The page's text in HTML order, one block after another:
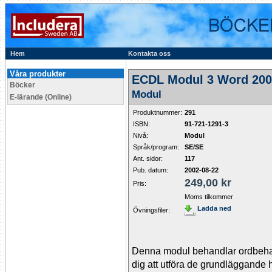
Hem Kontakta oss
Våra produkter
Böcker
E-lärande (Online)
ECDL Modul 3 Word
Modul
Produktnummer: 291
ISBN:
91-721-1291-3
Nivå:
Modul
Språk/program:
SE/SE
Ant. sidor:
117
Pub. datum:
2002-08-22
Pris:
249,00 kr
Moms tilkommer
Övningsfiler:
Ladda ned
Denna modul behandlar
dig att utföra de grundläggande